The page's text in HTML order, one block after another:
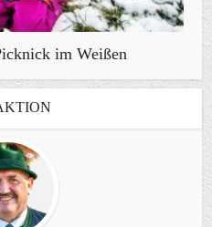
im Weißen